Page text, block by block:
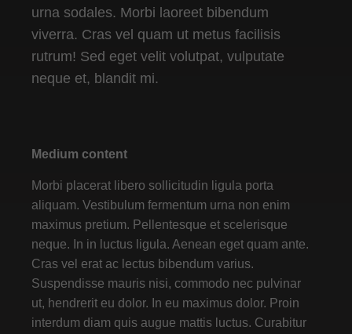
urna sodales. Morbi laoreet bibendum
viverra. Cras vel quam ut metus facilisis
rutrum! Sed eget velit volutpat, vulputate
neque et, blandit mi.
Medium content
Morbi placerat libero sollicitudin ligula porta
aliquam. Vestibulum fermentum urna non enim
maximus pretium. Pellentesque et scelerisque
neque. In in luctus ligula. Aenean eget quam ante.
Cras vel erat ac lectus bibendum varius.
Suspendisse mauris nisi, commodo nec pulvinar
ut, hendrerit eu dolor. In eu maximus dolor. Proin
interdum diam quis augue mattis luctus. Curabitur